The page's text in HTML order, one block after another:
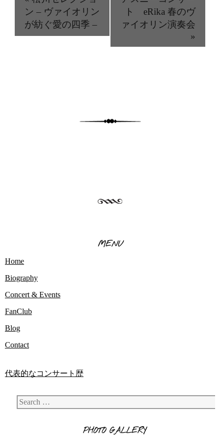
ン – ヴァイオリン
が紡ぐ愛の四季 –
ト eRika 春のヴ
ァイオリン演奏会
»
MENU
Home
Biography
Concert & Events
FanClub
Blog
Contact
代表的なコンサート歴
Search
PHOTO GALLERY